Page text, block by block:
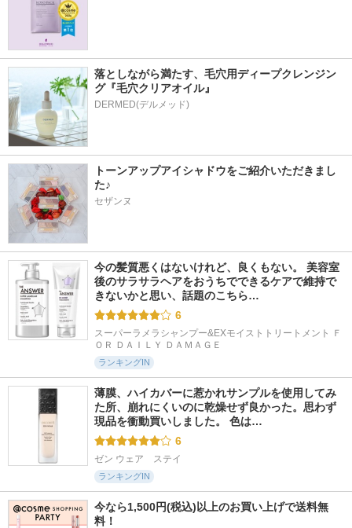
落としながら満たす、毛穴用ディープクレンジン
グ『毛穴クリアオイル』
トーンアップアイシャドウをご紹介いただきまし
た♪
セザンヌ
今の髪質悪くはないけれど、良くもない。 美容室
後のサラサラヘアをおうちでできるケアで維持で
きないかと思い、話題のこちら…
6
スーパーラメラシャンプー&EXモイストトリートメント Ｆ
ＯＲ ＤＡＩＬＹ ＤＡＭＡＧＥ
ランキングIN
薄膜、ハイカバーに惹かれサンプルを使用してみ
た所、崩れにくいのに乾燥せず良かった。思わず
現品を衝動買いしました。 色は…
6
ゼン ウェア　ステイ
ランキングIN
今なら1,500円(税込)以上のお買い上げで送料無
料！